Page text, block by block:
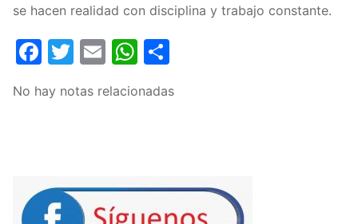
se hacen realidad con disciplina y trabajo constante.
Facebook
Twitter
EmailWhatsApp
No hay notas relacionadas